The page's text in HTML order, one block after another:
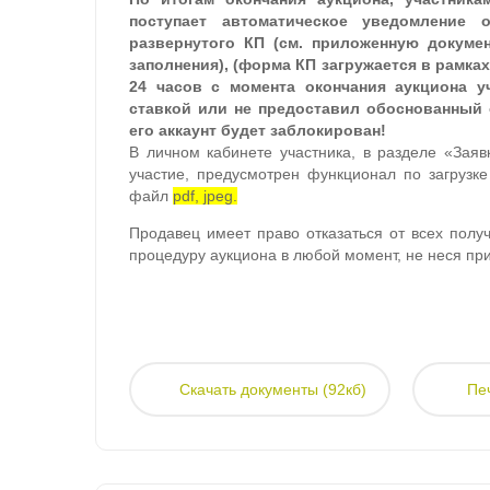
поступает автоматическое
развернутого КП (см. приложенную
заполнения), (форма КП загружается в
24 часов с момента окончания аукциона
ставкой или не предоставил обоснованный
его аккаунт будет заблокирован!
В личном кабинете участника, в разделе
участие, предусмотрен функционал по
файл pdf, jpeg.
Продавец имеет право отказаться от всех
процедуру аукциона в любой момент, не неся
Скачать документы (92кб)